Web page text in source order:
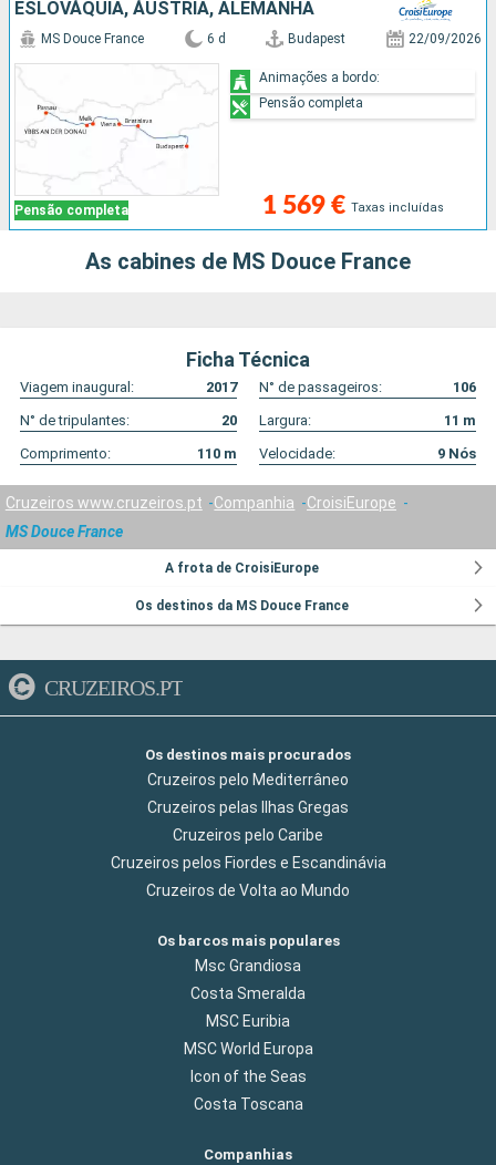
ESLOVÁQUIA, ÁUSTRIA, ALEMANHA
Pensão completa
MS Douce France 6 d Budapest 22/09/2026
1 569 € Taxas incluídas
Animações a bordo:
Pensão completa
As cabines de MS Douce France
Ficha Técnica
Viagem inaugural: 2017 N° de passageiros:
106
N° de tripulantes:
20 Largura: 11 m
Comprimento:
110 m Velocidade: 9 Nós
Cruzeiros www.cruzeiros.pt Companhia
CroisiEurope
MS Douce France
A frota de CroisiEurope
Os destinos da MS Douce France
CRUZEIROS.PT
Os destinos mais procurados
Cruzeiros pelo Mediterrâneo
Cruzeiros pelas Ilhas Gregas
Cruzeiros pelo Caribe
Cruzeiros pelos Fiordes e Escandinávia
Cruzeiros de Volta ao Mundo
Os barcos mais populares
Msc Grandiosa
Costa Smeralda
MSC Euribia
MSC World Europa
Icon of the Seas
Costa Toscana
Companhias